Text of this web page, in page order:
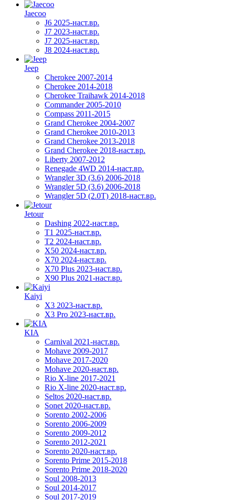
Jaecoo
J6 2025-наст.вр.
J7 2023-наст.вр.
J7 2025-наст.вр.
J8 2024-наст.вр.
Jeep
Cherokee 2007-2014
Cherokee 2014-2018
Cherokee Traihawk 2014-2018
Commander 2005-2010
Compass 2011-2015
Grand Cherokee 2004-2007
Grand Cherokee 2010-2013
Grand Cherokee 2013-2018
Grand Cherokee 2018-наст.вр.
Liberty 2007-2012
Renegade 4WD 2014-наст.вр.
Wrangler 3D (3.6) 2006-2018
Wrangler 5D (3.6) 2006-2018
Wrangler 5D (2.0T) 2018-наст.вр.
Jetour
Dashing 2022-наст.вр.
T1 2025-наст.вр.
T2 2024-наст.вр.
X50 2024-наст.вр.
X70 2024-наст.вр.
X70 Plus 2023-наст.вр.
X90 Plus 2021-наст.вр.
Kaiyi
X3 2023-наст.вр.
X3 Pro 2023-наст.вр.
KIA
Carnival 2021-наст.вр.
Mohave 2009-2017
Mohave 2017-2020
Mohave 2020-наст.вр.
Rio X-line 2017-2021
Rio X-line 2020-наст.вр.
Seltos 2020-наст.вр.
Sonet 2020-наст.вр.
Sorento 2002-2006
Sorento 2006-2009
Sorento 2009-2012
Sorento 2012-2021
Sorento 2020-наст.вр.
Sorento Prime 2015-2018
Sorento Prime 2018-2020
Soul 2008-2013
Soul 2014-2017
Soul 2017-2019